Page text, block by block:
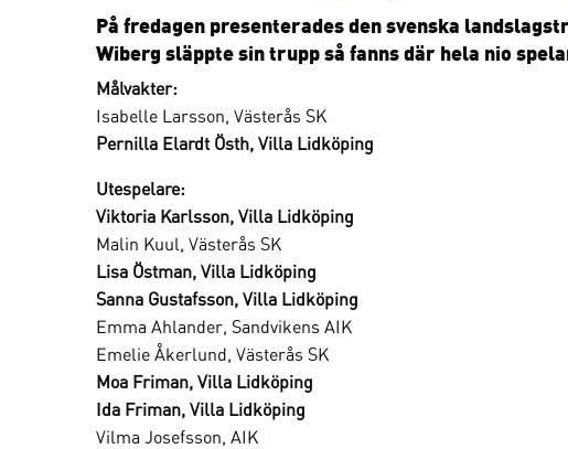
På fredagen presenterades den svenska
Wiberg släppte sin trupp så fanns där hela nio
Målvakter:
Isabelle Larsson, Västerås SK
Pernilla Elardt Östh, Villa Lidköping
Utespelare:
Viktoria Karlsson, Villa Lidköping
Malin Kuul, Västerås SK
Lisa Östman, Villa Lidköping
Sanna Gustafsson, Villa Lidköping
Emma Ahlander, Sandvikens AIK
Emelie Åkerlund, Västerås SK
Moa Friman, Villa Lidköping
Ida Friman, Villa Lidköping
Vilma Josefsson, AIK